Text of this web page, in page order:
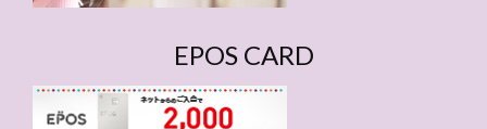
EPOS CARD